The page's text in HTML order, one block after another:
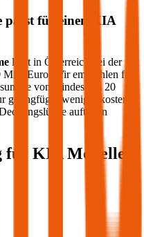
passt für einen
KIA
liegt in Österreich bei der
Euro. Wir empfehlen für
von mindestens 20
geringfügig weniger kosten
auftreten
für KIAModelle